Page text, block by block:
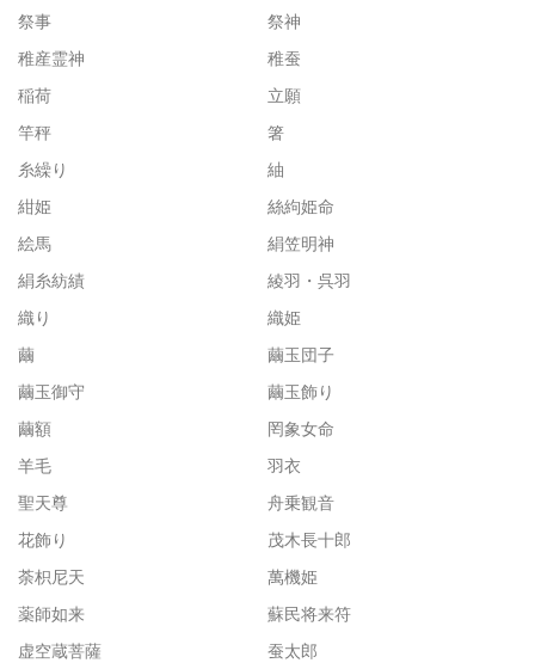
祭事
祭神
稚産霊神
稚蚕
稲荷
立願
竿秤
箸
糸繰り
紬
紺姫
絲絇姫命
絵馬
絹笠明神
絹糸紡績
綾羽・呉羽
織り
織姫
繭
繭玉団子
繭玉御守
繭玉飾り
繭額
罔象女命
羊毛
羽衣
聖天尊
舟乗観音
花飾り
茂木長十郎
荼枳尼天
萬機姫
薬師如来
蘇民将来符
虚空蔵菩薩
蚕太郎